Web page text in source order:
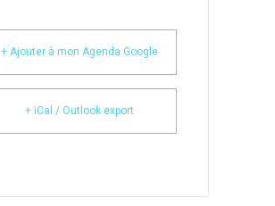
+ Ajouter à mon Agenda Google
+ iCal / Outlook export